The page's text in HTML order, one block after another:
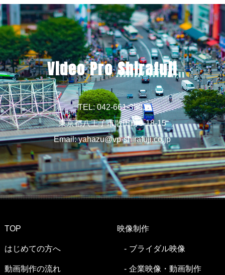
Video Pro Shirafuji
TEL: 042-661-3301
東京都八王子市散田町3-18-15
Email:yahazu@vp-shirafuji.co.jp
TOP
はじめての方へ
動画制作の流れ
映像制作
ブライダル映像
企業映像・動画制作